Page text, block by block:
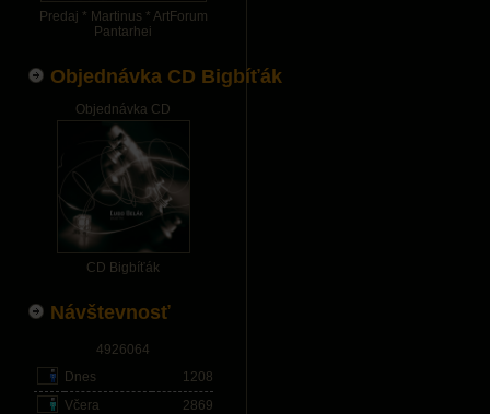
Predaj * Martinus * ArtForum
Pantarhei
Objednávka CD Bigbíťák
Objednávka CD
CD Bigbíťák
Návštevnosť
4926064
Dnes
1208
Včera
2869